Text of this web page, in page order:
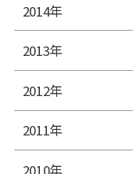
2014年
2013年
2012年
2011年
2010年